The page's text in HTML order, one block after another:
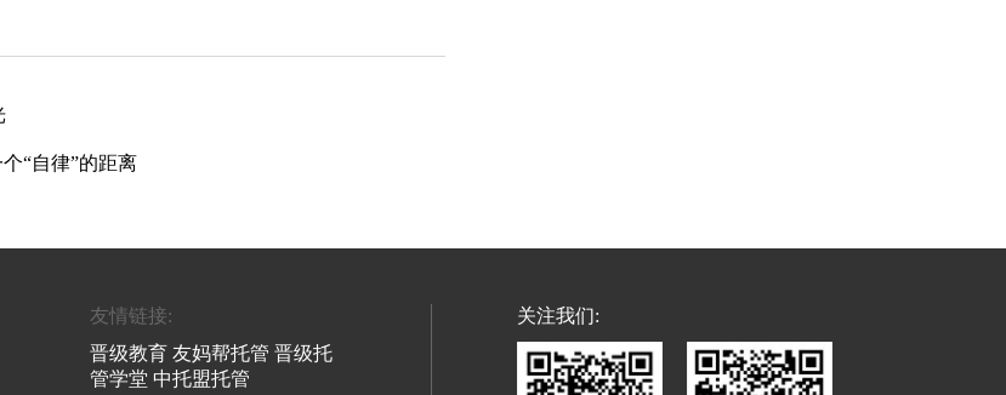
“自律”的距离
友情链接:
晋级教育 友妈帮托管 晋级托
管学堂 中托盟托管
关注我们: